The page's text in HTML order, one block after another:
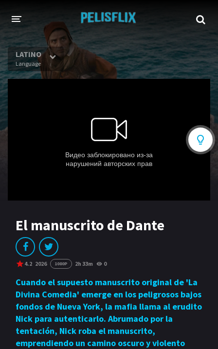
INICIO
TODAS LAS PELÍCULAS
Vivamax
Acción
Comedia
Erotica Terror
LATINO
Language
El manuscrito de Dante
4.2 2026 1080P 2h 33m 0
Cuando el supuesto manuscrito original de 'La
Divina Comedia' emerge en los peligrosos bajos
fondos de Nueva York, la mafia llama al erudito
Nick para autenticarlo. Abrumado por la
tentación, Nick roba el manuscrito,
emprendiendo un camino oscuro y violento